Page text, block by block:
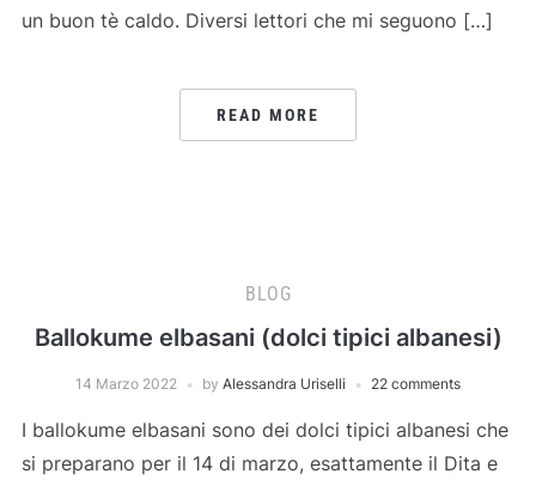
un buon tè caldo. Diversi lettori che mi seguono […]
READ MORE
BLOG
Ballokume elbasani (dolci tipici albanesi)
14 Marzo 2022 by Alessandra Uriselli 22 comments
I ballokume elbasani sono dei dolci tipici albanesi che
si preparano per il 14 di marzo, esattamente il Dita e